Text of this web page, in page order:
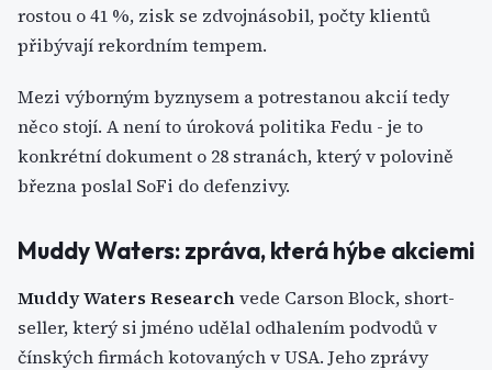
rostou o 41 %, zisk se zdvojnásobil, počty klientů
přibývají rekordním tempem.
Mezi výborným byznysem a potrestanou akcií tedy
něco stojí. A není to úroková politika Fedu - je to
konkrétní dokument o 28 stranách, který v polovině
března poslal SoFi do defenzivy.
Muddy Waters: zpráva, která hýbe akciemi
Muddy Waters Researchvede Carson Block, short-
seller, který si jméno udělal odhalením podvodů v
čínských firmách kotovaných v USA. Jeho zprávy